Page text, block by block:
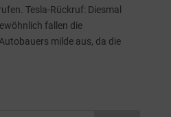
Tesla-Rückruf: Diesmal
fallen die
milde aus, da die